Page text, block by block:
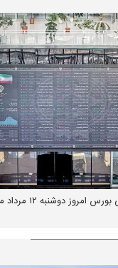
دوشنبه ۱۲ مرداد ماه ۱۴۰۵